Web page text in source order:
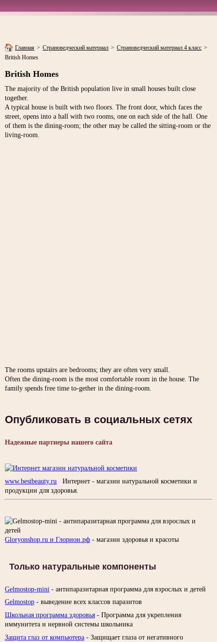
Главная > Страноведческий материал > Страноведческий материал 4 класс >
British Homes
British Homes
The majority of the British population live in small houses built close
together.
A typical house is built with two floors. The front door, which faces the
street, opens into a hall with two rooms, one on each side of the hall. One
of them is the dining-room; the other may be called the sitting-room or the
living-room.
The rooms upstairs are bedrooms; they are often very small.
Often the dining-room is the most comfortable room in the house. The
family spends free time to-gether in the dining-room.
Опубликовать в социальных сетях
Надежные партнеры нашего сайта
www.bestbeauty.ru Интернет - магазин натуральной косметики и
продукции для здоровья.
Gloryonshop.ru и Глорион.рф - магазин здоровья и красоты
Только натуральные компоненты
Gelmostop-mini - антипаразитарная программа для взрослых и детей
Gelmostop - выведение всех классов паразитов
Школьная программа здоровья - Программа для укрепления
иммунитета и нервной системы школьника
Защита глаз от компьютера - Защищает глаза от негативного